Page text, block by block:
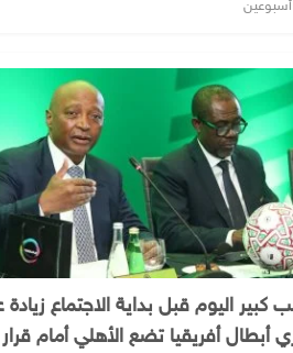
كبير اليوم قبل بداية الاجتماع زيادة
أبطال أفريقيا تضع الأهلي أمام